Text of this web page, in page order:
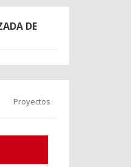
DE
Proyectos